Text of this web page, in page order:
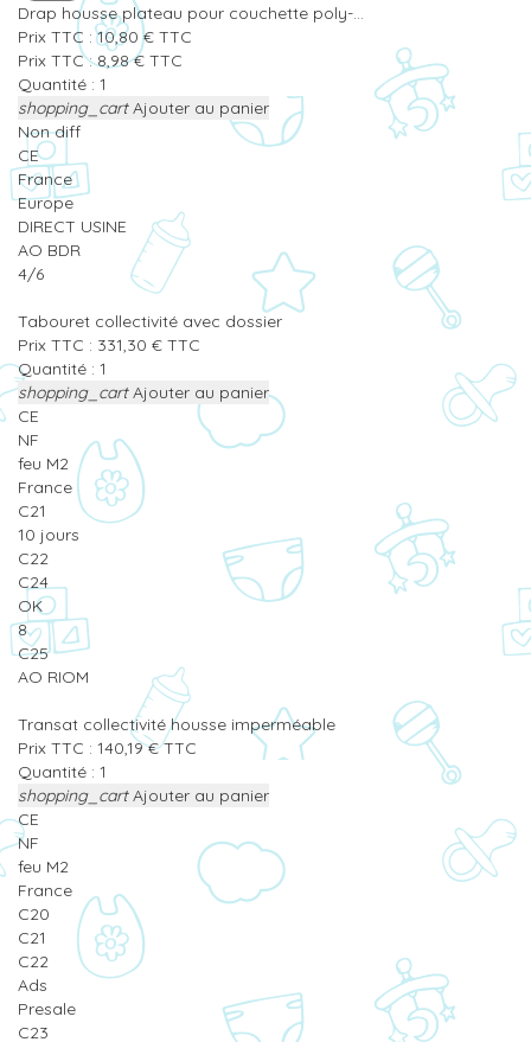
Drap housse plateau pour couchette poly-...
Prix TTC : 10,80 € TTC
Prix TTC :8,98€ TTC
Quantité :
shopping_cart Ajouter au panier
Non diff
CE
France
Europe
DIRECT USINE
AO BDR
4/6
Tabouret collectivité avec dossier
Prix TTC : 331,30 € TTC
Quantité :
shopping_cart Ajouter au panier
CE
NF
feu M2
France
C21
10 jours
C22
C24
OK
8
C25
AO RIOM
Transat collectivité housse imperméable
Prix TTC : 140,19€ TTC
Quantité :
shopping_cart Ajouter au panier
CE
NF
feu M2
France
C20
C21
C22
Ads
Presale
C23